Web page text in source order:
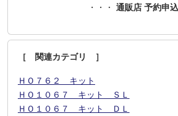
・・・ 通販店 予約申
［ 関連カテゴリ ］
ＨＯ７６２ キット
ＨＯ１０６７ キット ＳＬ
ＨＯ１０６７ キット ＤＬ